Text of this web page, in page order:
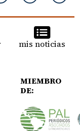
mis noticias
MIEMBRO
DE: